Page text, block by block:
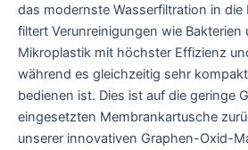
das modernste Wasserfiltration in die
filtert Verunreinigungen wie Bakterien
Mikroplastik mit höchster Effizienz
während es gleichzeitig sehr
bedienen ist. Dies ist auf die geringe
eingesetzten Membrankartusche
unserer innovativen Graphen-Oxid-